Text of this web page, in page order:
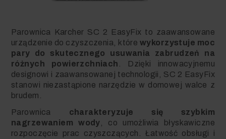
Parownica Karcher SC 2 EasyFix to zaawansowane
urządzenie do czyszczenia, które wykorzystuje moc
pary do skutecznego usuwania zabrudzeń na
różnych powierzchniach
. Dzięki innowacyjnemu
designowi i zaawansowanej technologii, SC 2 EasyFix
stanowi niezastąpione narzędzie w domowej walce z
brudem.
Parownica charakteryzuje się szybkim
nagrzewaniem wody , co umożliwia błyskawiczne
rozpoczęcie prac czyszczących. Łatwość obsługi i